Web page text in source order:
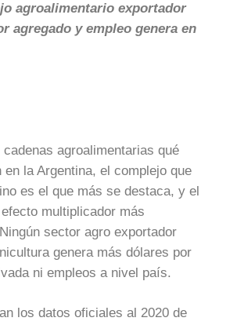
agroalimentario exportador
agregado y empleo genera en
agroalimentarias qué
en la Argentina, el complejo que
es el que más se destaca, y el
multiplicador más
sector agro exportador
genera más dólares por
ni empleos a nivel país.
los datos oficiales al 2020 de